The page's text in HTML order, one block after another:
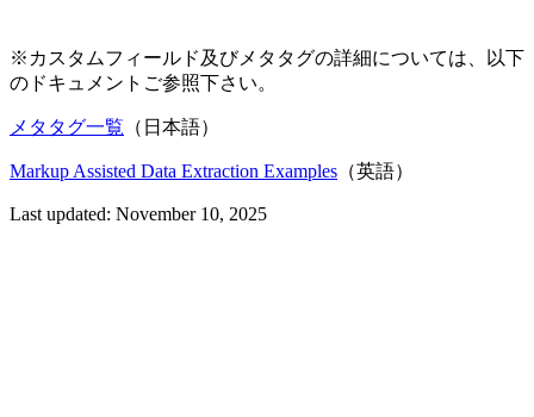
※カスタムフィールド及びメタタグの詳細については、以下
のドキュメントご参照下さい。
メタタグ一覧 （日本語）
Markup Assisted Data Extraction Examples （英語）
Last updated: November 10, 2025